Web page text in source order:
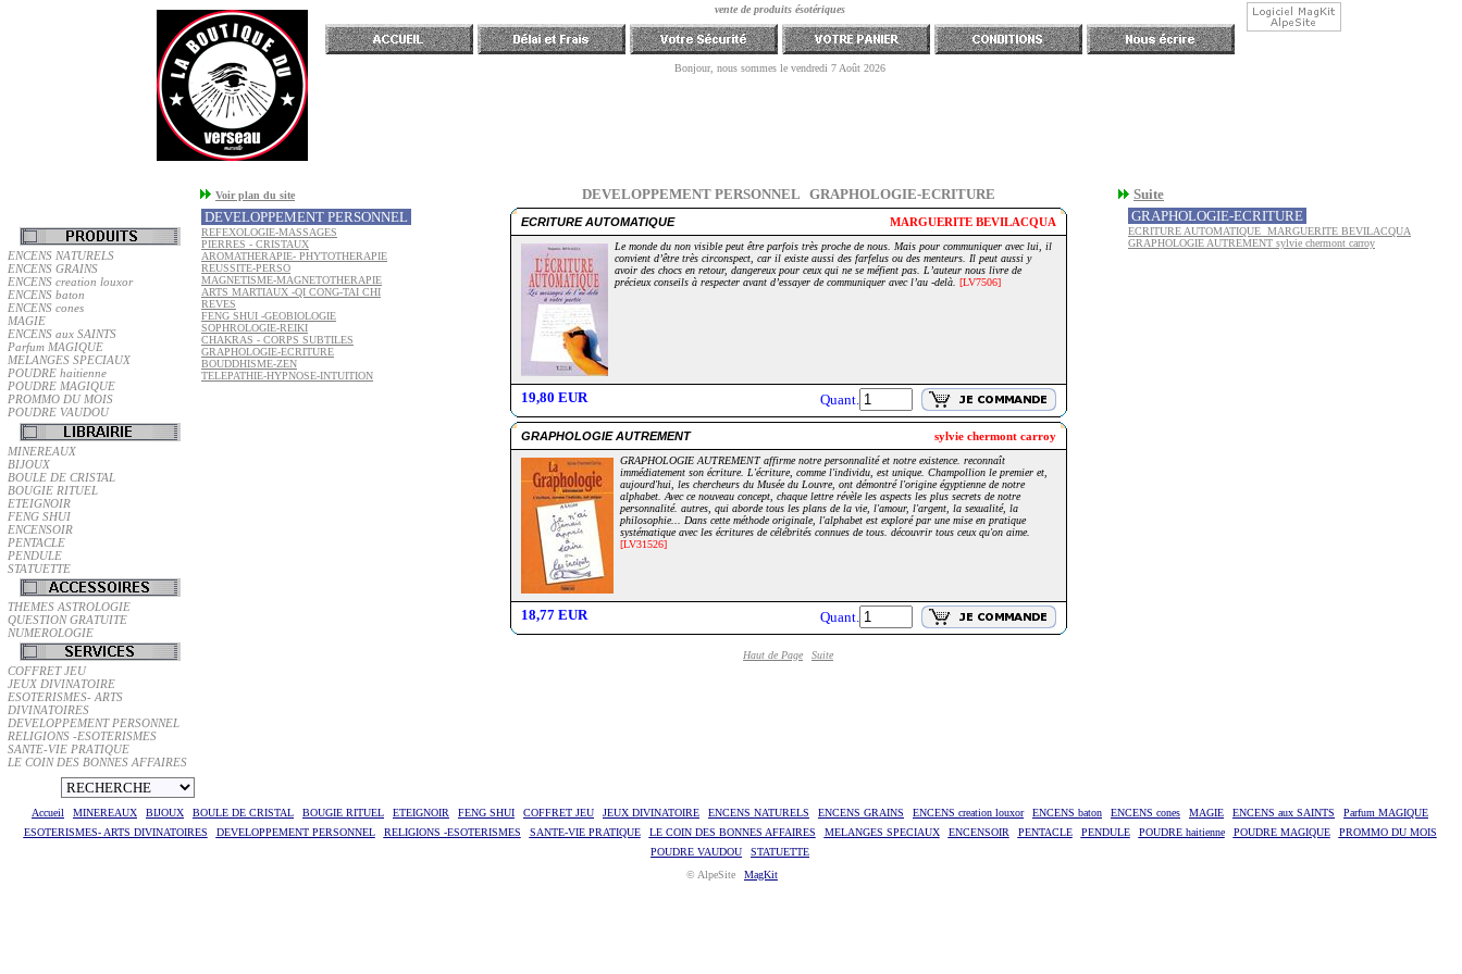
ENCENS NATURELS
ENCENS GRAINS
ENCENS creation louxor
ENCENS baton
ENCENS cones
MAGIE
ENCENS aux SAINTS
Parfum MAGIQUE
MELANGES SPECIAUX
POUDRE haitienne
POUDRE MAGIQUE
PROMMO DU MOIS
POUDRE VAUDOU
MINEREAUX
BIJOUX
BOULE DE CRISTAL
BOUGIE RITUEL
ETEIGNOIR
FENG SHUI
ENCENSOIR
PENTACLE
PENDULE
STATUETTE
THEMES ASTROLOGIE
QUESTION GRATUITE
NUMEROLOGIE
COFFRET JEU
JEUX DIVINATOIRE
ESOTERISMES- ARTS
DIVINATOIRES
DEVELOPPEMENT PERSONNEL
RELIGIONS -ESOTERISMES
SANTE-VIE PRATIQUE
LE COIN DES BONNES AFFAIRES
Voir plan du site DEVELOPPEMENT PERSONNEL GRAPHOLOGIE-ECRITURE
Suite
DEVELOPPEMENT PERSONNEL
REFEXOLOGIE-MASSAGES
PIERRES - CRISTAUX
AROMATHERAPIE- PHYTOTHERAPIE
REUSSITE-PERSO
MAGNETISME-MAGNETOTHERAPIE
ARTS MARTIAUX -QI CONG-TAI CHI
REVES
FENG SHUI -GEOBIOLOGIE
SOPHROLOGIE-REIKI
CHAKRAS - CORPS SUBTILES
GRAPHOLOGIE-ECRITURE
BOUDDHISME-ZEN
TELEPATHIE-HYPNOSE-INTUITION
ECRITURE AUTOMATIQUE MARGUERITE BEVILACQUA
Le monde du non visible peut être parfois très proche de nous. Mais pour communiquer avec lui, il
convient d’être très circonspect, car il existe aussi des farfelus ou des menteurs. Il peut aussi y
avoir des chocs en retour, dangereux pour ceux qui ne se méfient pas. L’auteur nous livre de
précieux conseils à respecter avant d’essayer de communiquer avec l’au -delà. [LV7506]
19,80 EUR Quant.
GRAPHOLOGIE AUTREMENT sylvie chermont carroy
GRAPHOLOGIE AUTREMENT affirme notre personnalité et notre existence. reconnaît
immédiatement son écriture. L'écriture, comme l'individu, est unique. Champollion le premier et,
aujourd'hui, les chercheurs du Musée du Louvre, ont démontré l'origine égyptienne de notre
alphabet. Avec ce nouveau concept, chaque lettre révèle les aspects les plus secrets de notre
personnalité. autres, qui aborde tous les plans de la vie, l'amour, l'argent, la sexualité, la
philosophie... Dans cette méthode originale, l'alphabet est exploré par une mise en pratique
systématique avec les écritures de célébrités connues de tous. découvrir tous ceux qu'on aime.
[LV31526]
18,77 EUR Quant.
GRAPHOLOGIE-ECRITURE
ECRITURE AUTOMATIQUE MARGUERITE BEVILACQUA
GRAPHOLOGIE AUTREMENT sylvie chermont carroy
Haut de Page Suite
Accueil MINEREAUX BIJOUX BOULE DE CRISTAL BOUGIE RITUEL ETEIGNOIR FENG SHUI COFFRET JEU JEUX DIVINATOIRE ENCENS NATURELS ENCENS GRAINS ENCENS creation louxor ENCENS baton ENCENS cones MAGIE ENCENS aux SAINTS
Parfum MAGIQUE
ESOTERISMES- ARTS DIVINATOIRES
DEVELOPPEMENT PERSONNEL RELIGIONS -ESOTERISMES SANTE-VIE PRATIQUE LE COIN DES BONNES AFFAIRES MELANGES SPECIAUX ENCENSOIR PENTACLE PENDULE POUDRE haitienne POUDRE MAGIQUE
PROMMO DU MOIS
POUDRE VAUDOU
STATUETTE
© AlpeSite
MagKit